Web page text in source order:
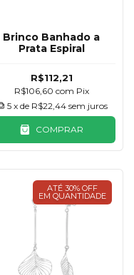
Brinco Banhado a
Prata Espiral
R$112,21
R$106,60 com Pix
5 x de R$22,44 sem juros
COMPRAR
ATÉ 30% OFF
EM QUANTIDADE